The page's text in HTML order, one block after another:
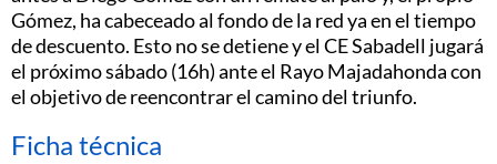
Gómez, ha cabeceado al fondo de la red ya en el tiempo
de descuento. Esto no se detiene y el CE Sabadell jugará
el próximo sábado (16h) ante el Rayo Majadahonda con
el objetivo de reencontrar el camino del triunfo.
Ficha técnica